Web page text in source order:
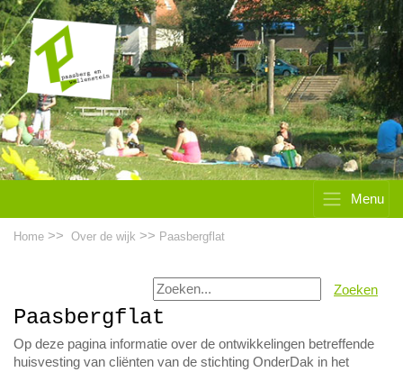
Menu
Home >> Over de wijk >> Paasbergflat
Zoeken
Paasbergflat
Op deze pagina informatie over de ontwikkelingen betreffende
huisvesting van cliënten van de stichting OnderDak in het